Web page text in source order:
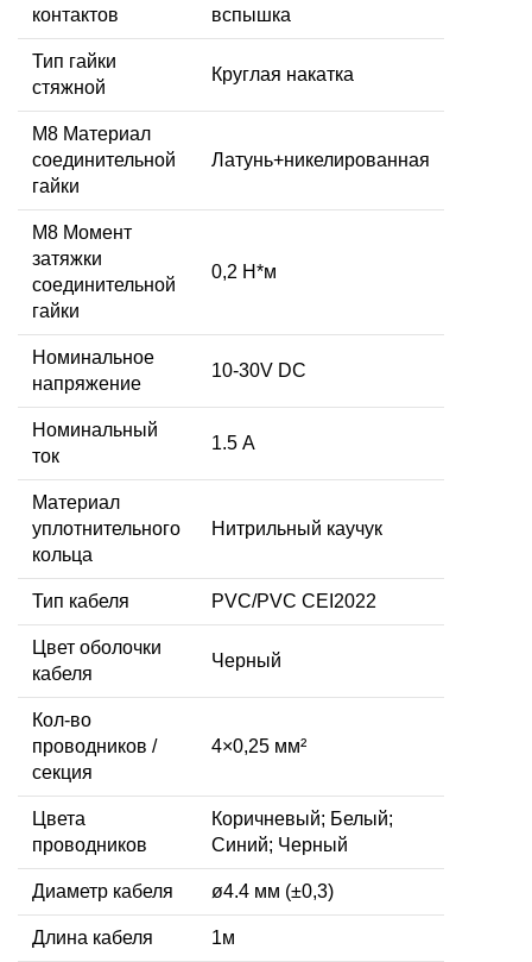
контактов
вспышка
Тип гайки
стяжной
Круглая накатка
М8 Материал
соединительной
гайки
Латунь+никелированная
M8 Момент
затяжки
соединительной
гайки
0,2 Н*м
Номинальное
напряжение
10-30V DC
Номинальный
ток
1.5 А
Материал
уплотнительного
кольца
Нитрильный каучук
Тип кабеля PVC/PVC CEI2022
Цвет оболочки
кабеля
Черный
Кол-во
проводников /
секция
4×0,25 мм²
Цвета
проводников
Коричневый; Белый;
Синий; Черный
Диаметр кабеля ø4.4 мм (±0,3)
Длина кабеля 1м